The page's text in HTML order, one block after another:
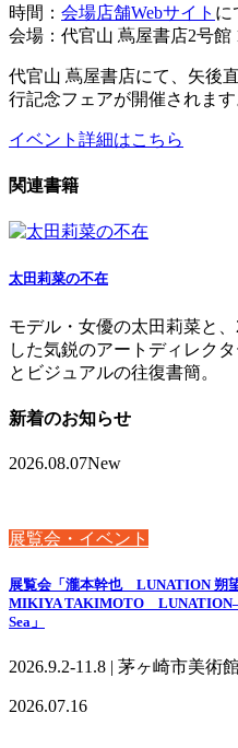
時間： 会場店舗Webサイト に
会場：代官山 蔦屋書店2号
代官山 蔦屋書店にて、矢後
行記念フェアが開催されます
イベント詳細はこちら
関連書籍
太田莉菜の不在
モデル・女優の太田莉菜と
した気鋭のアートディレク
とビジュアルの往復書簡。
新着のお知らせ
2026.08.07New
展覧会・イベント
展覧会「瀧本幹也 LUNATION 朔
MIKIYA TAKIMOTO
Sea」
2026.9.2-11.8 | 茅ヶ崎市美術
2026.07.16